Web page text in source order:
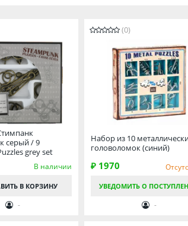
серый / 9
grey set
В наличии
В КОРЗИНУ
-
(0)
Набор из 10
головоломок (синий)
₽ 1970
УВЕДОМИТЬ О
-